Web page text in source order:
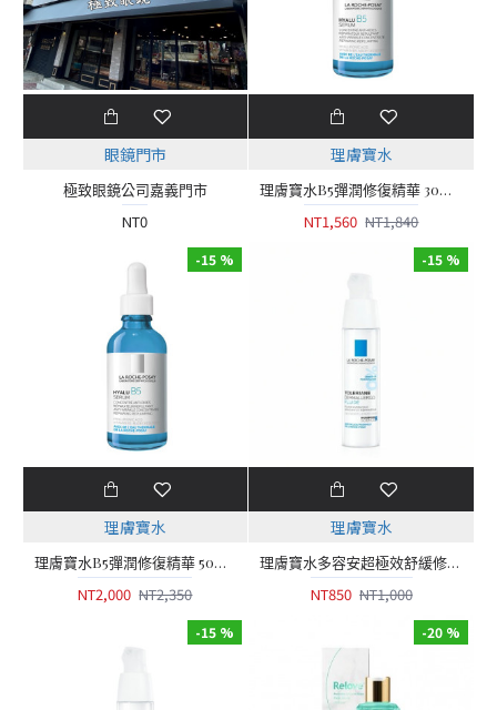
眼鏡門市
極致眼鏡公司嘉義門市
NT0
理膚寶水
理膚寶水B5彈潤修復精華 30ml (B5小藍瓶)
NT1,560 NT1,840
-15 %
理膚寶水
理膚寶水B5彈潤修復精華 50ml (B5小藍瓶)
NT2,000 NT2,350
-15 %
理膚寶水
理膚寶水多容安超極效舒緩修護精華乳 清爽型 (安心霜)
NT850 NT1,000
-15 % -20 %